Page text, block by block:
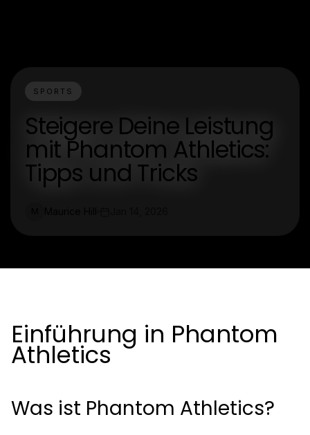
SPORTS
Steigere Deine Leistung
mit Phantom Athletics:
Tipps und Tricks
Einführung in Phantom
Athletics
Was ist Phantom Athletics?